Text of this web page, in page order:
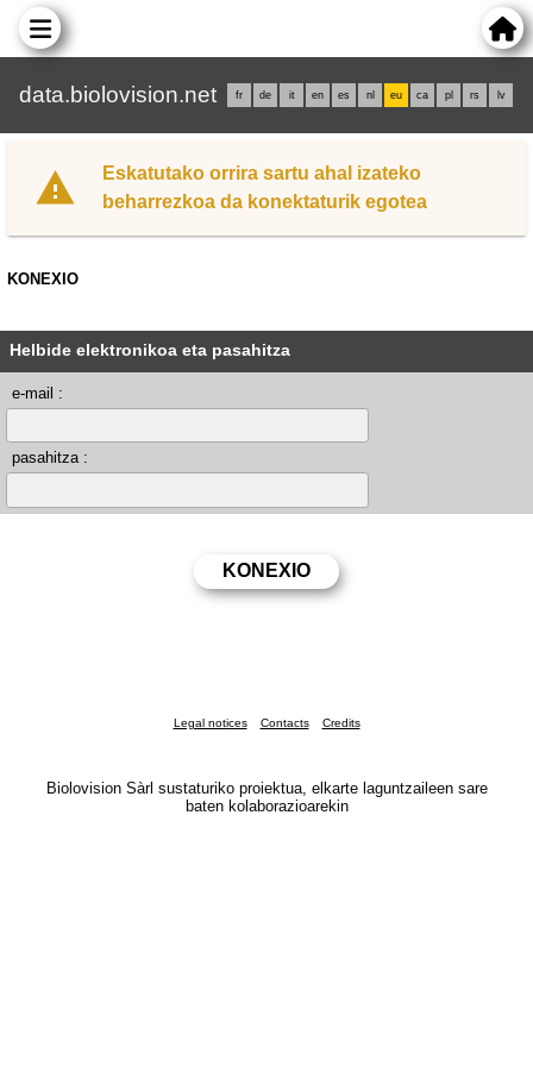
data.biolovision.net fr de it en es nl eu ca pl rs lv
Eskatutako orrira sartu ahal izateko
beharrezkoa da konektaturik egotea
KONEXIO
Helbide elektronikoa eta pasahitza
e-mail :
pasahitza :
Legal notices Contacts Credits
Biolovision Sàrl sustaturiko proiektua, elkarte laguntzaileen sare
baten kolaborazioarekin